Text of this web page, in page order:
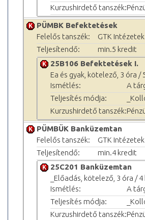
Kurzushirdető tanszék:
PÜMBK Befektetések
Felelős tanszék:
GTK Intézetek
Teljesítendő:
min.5 kredit
25B106 Befektetések I.
Ea és gyak, kötelező, 3 óra /
Ismétlés:
A
Teljesítés módja:
Kurzushirdető tanszék:
PÜMBÜK Banküzemtan
Felelős tanszék:
GTK Intézetek
Teljesítendő:
min.4 kredit
25C201 Banküzemtan
_Előadás, kötelező, 3 óra /
Ismétlés:
A
Teljesítés módja:
Kurzushirdető tanszék: